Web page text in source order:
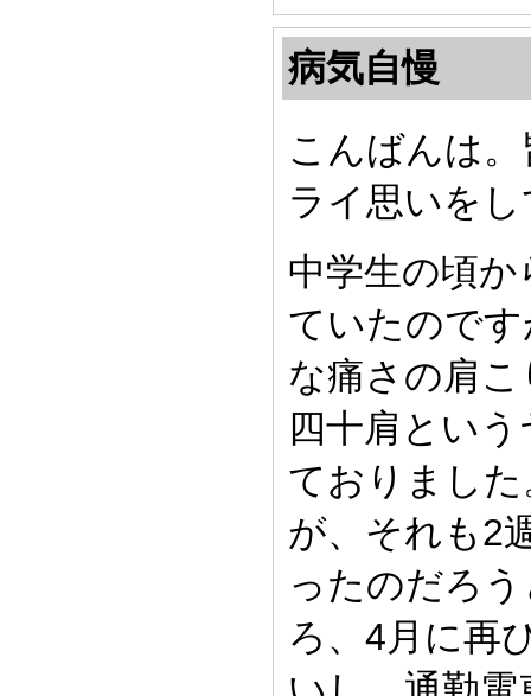
病気自慢
こんばんは
ライ思いを
中学生の頃
ていたので
な痛さの肩
四十肩とい
ておりまし
が、それも2
ったのだろ
ろ、4月に再